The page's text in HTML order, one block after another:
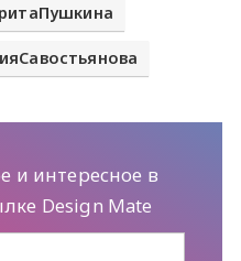
и интересное в
Design Mate